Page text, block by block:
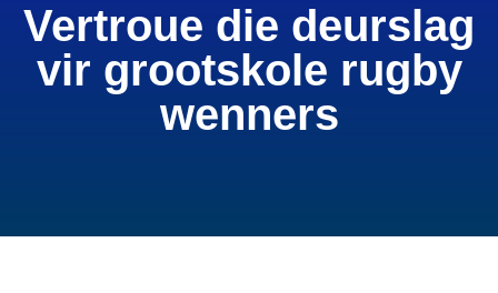
Vertroue die deurslag
vir grootskole rugby
wenners